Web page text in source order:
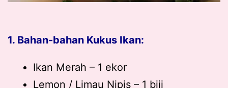
1. Bahan-bahan Kukus Ikan:
Ikan Merah – 1 ekor
Lemon / Limau Nipis – 1 biji